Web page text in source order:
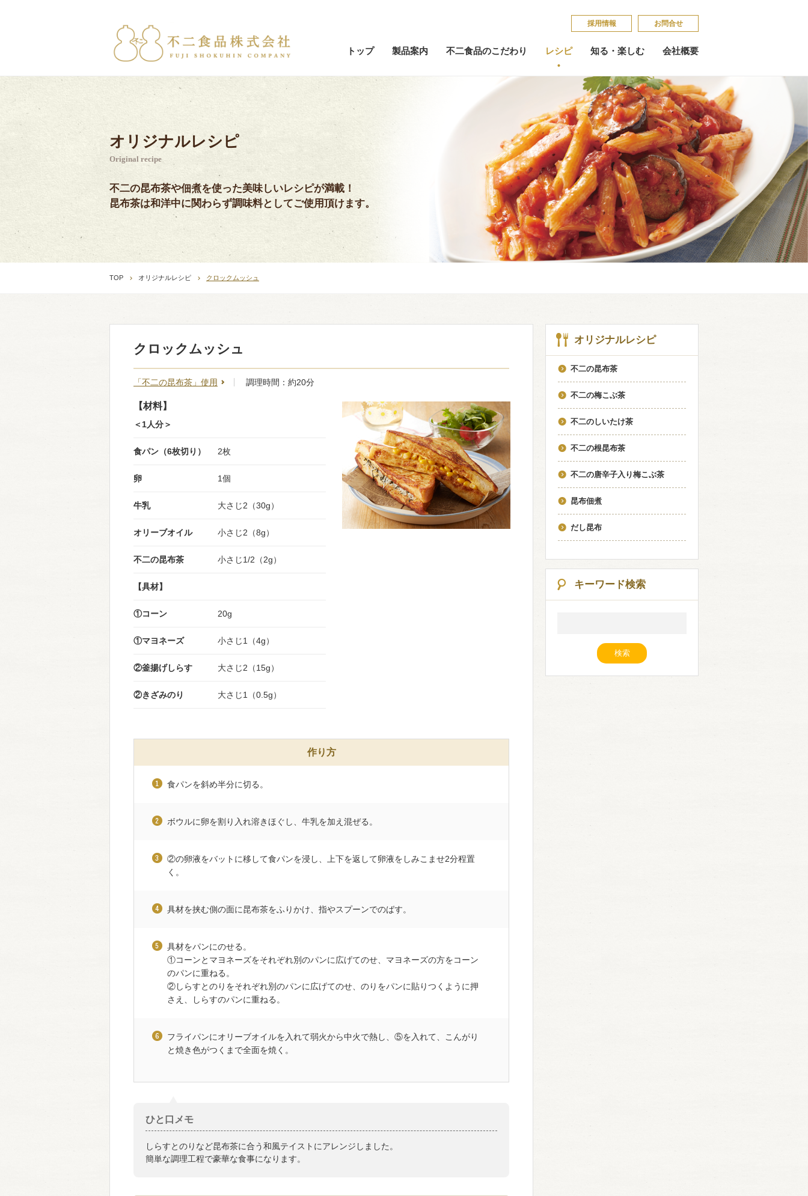
採​用​情​報 お問合せ
トップ 製品案内 不二食品のこだわり レシピ 知る・楽しむ 会社概要
オリジナルレシピ
Original recipe
不二の昆布茶や佃煮を使った美味しいレシピが満載！
昆布茶は和洋中に関わらず調味料としてご使用頂けます。
TOP オリジナルレシピ クロックムッシュ
クロックムッシュ
「不二の昆布茶」使用 調理時間：約20分
【材料】
＜1人分＞
食パン（6枚切り） 2枚
卵 1個
牛乳 大さじ2（30g）
オリーブオイル 小さじ2（8g）
不二の昆布茶 小さじ1/2（2g）
【具材】
①コーン 20g
①マヨネーズ 小さじ1（4g）
②釜揚げしらす 大さじ2（15g）
②きざみのり 大さじ1（0.5g）
作り方
食パンを斜め半分に切る。
ボウルに卵を割り入れ溶きほぐし、牛乳を加え混ぜる。
②の卵液をバットに移して食パンを浸し、上下を返して卵液をしみこませ2分程置
く。
具材を挟む側の面に昆布茶をふりかけ、指やスプーンでのばす。
具材をパンにのせる。
①コーンとマヨネーズをそれぞれ別のパンに広げてのせ、マヨネーズの方をコーン
のパンに重ねる。
②しらすとのりをそれぞれ別のパンに広げてのせ、のりをパンに貼りつくように押
さえ、しらすのパンに重ねる。
フライパンにオリーブオイルを入れて弱火から中火で熱し、⑤を入れて、こんがり
と焼き色がつくまで全面を焼く。
ひと口メモ
しらすとのりなど昆布茶に合う和風テイストにアレンジしました。
簡単な調理工程で豪華な食事になります。
オリジナルレシピ
不二の昆布茶
不二の梅こぶ茶
不二のしいたけ茶
不二の根昆布茶
不二の唐辛子入り梅こぶ茶
昆布佃煮
だし昆布
キーワード検索